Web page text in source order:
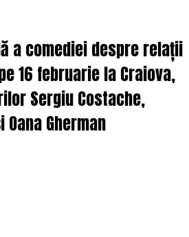
a comediei despre relații
16 februarie la Craiova,
Sergiu Costache,
Gherman